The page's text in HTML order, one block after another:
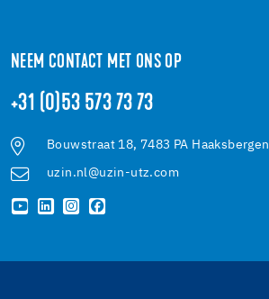
NEEM CONTACT MET ONS OP
+31 (0)53 573 73 73
Bouwstraat 18, 7483 PA Haaksbergen
uzin.nl@uzin-utz.com